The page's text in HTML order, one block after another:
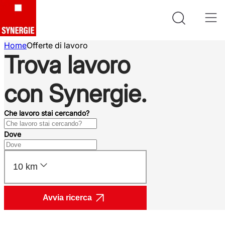
HomeOfferte di lavoro
Trova lavoro
con Synergie.
Che lavoro stai cercando?
Dove
10 km
Avvia ricerca